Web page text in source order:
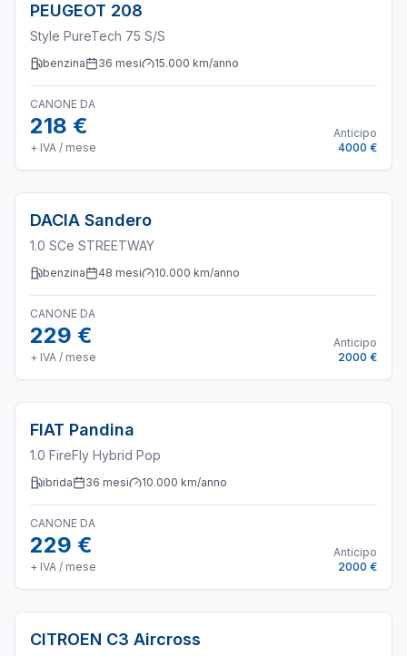
PEUGEOT 208
Style PureTech 75 S/S
benzina 36 mesi 15.000 km/anno
CANONE DA
218 €
+ IVA / mese
Anticipo
4000 €
DACIA Sandero
1.0 SCe STREETWAY
benzina 48 mesi 10.000 km/anno
CANONE DA
229 €
+ IVA / mese
Anticipo
2000 €
FIAT Pandina
1.0 FireFly Hybrid Pop
ibrida 36 mesi 10.000 km/anno
CANONE DA
229 €
+ IVA / mese
Anticipo
2000 €
CITROEN C3 Aircross